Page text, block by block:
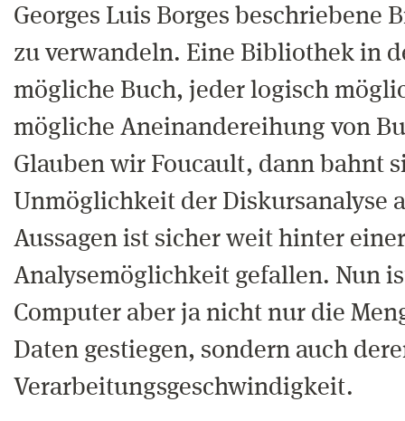
Georges Luis Borges beschriebene
zu verwandeln. Eine Bibliothek in
mögliche Buch, jeder logisch
mögliche Aneinandereihung von
Glauben wir Foucault, dann bahnt
Unmöglichkeit der Diskursanalyse
Aussagen ist sicher weit hinter
Analysemöglichkeit gefallen. Nun
Computer aber ja nicht nur die
Daten gestiegen, sondern auch
Verarbeitungsgeschwindigkeit.